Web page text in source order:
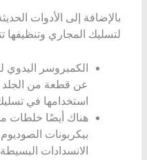
بالإضافة إلى الأدوات
لتسليك المجاري وتنظيفها
الكمبروسر اليدوي
عن قطعة من الجلد
استخدامها في
هناك أيضًا خلطات
بيكربونات
الانسدادات